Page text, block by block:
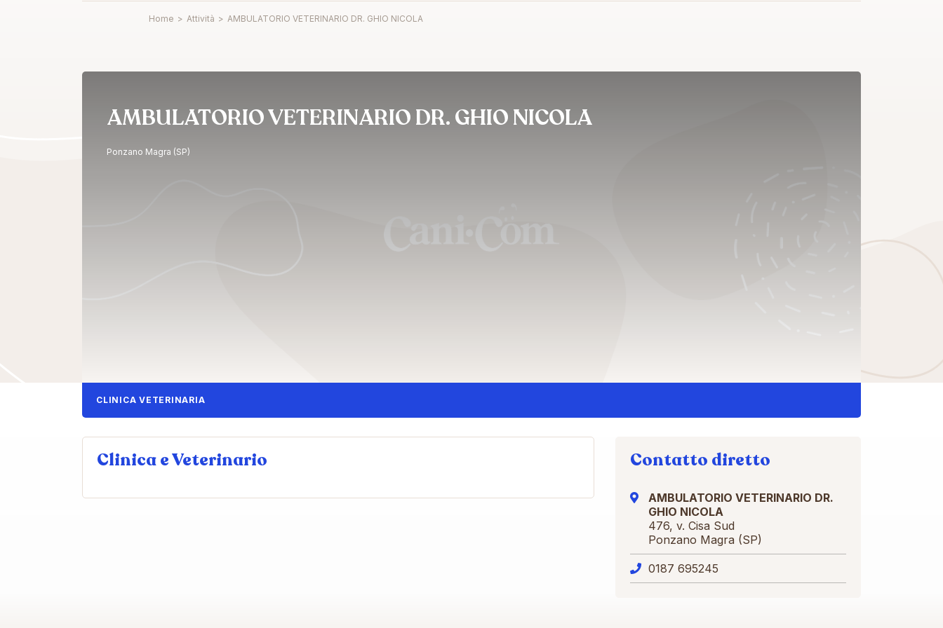
Home > Attività > AMBULATORIO VETERINARIO DR. GHIO NICOLA
AMBULATORIO VETERINARIO DR. GHIO NICOLA
Ponzano Magra (SP)
CLINICA VETERINARIA
Clinica e Veterinario Contatto diretto
AMBULATORIO VETERINARIO DR.
GHIO NICOLA
476, v. Cisa Sud
Ponzano Magra (SP)
0187 695245